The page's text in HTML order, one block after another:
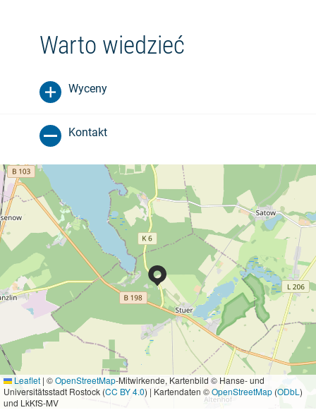
Warto wiedzieć
Wyceny
Kontakt
Leaflet | ©OpenStreetMap-Mitwirkende, Kartenbild © Hanse- und
Universitätsstadt Rostock (CC BY 4.0) | Kartendaten ©OpenStreetMap (ODbL )
und LkKfS-MV